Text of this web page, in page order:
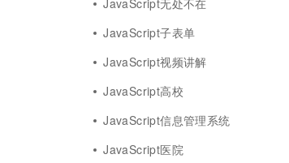
JavaScript无处不在
JavaScript子表单
JavaScript视频讲解
JavaScript高校
JavaScript信息管理系统
JavaScript医院